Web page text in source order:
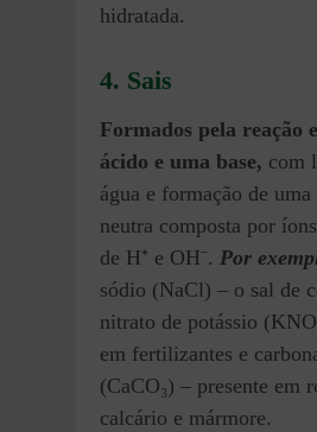
hidratada.
4. Sais
Formados pela reação
ácido e uma base, com
água e formação de uma
neutra composta por
de H⁺ e OH⁻. Por
sódio (NaCl) – o sal de
nitrato de potássio
em fertilizantes e
(CaCO₃) – presente em
calcário e mármore.